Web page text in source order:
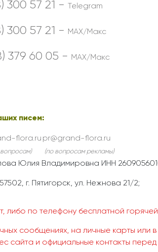
300 57 21 - Telegram
300 57 21 - MAX/Макс
379 60 05 - MAX/Макс
писем:
flora.ru pr@grand-flora.ru
(по вопросам рекламы)
Юлия Владимировна ИНН
г. Пятигорск, ул. Нежнова 21/2;
либо по телефону бесплатной
сообщениях, на личные карты или
сайта и официальные контакты перед